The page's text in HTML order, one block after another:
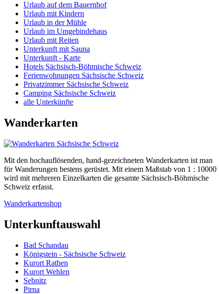
Urlaub auf dem Bauernhof
Urlaub mit Kindern
Urlaub in der Mühle
Urlaub im Umgebindehaus
Urlaub mit Reiten
Unterkunft mit Sauna
Unterkunft - Karte
Hotels Sächsisch-Böhmische Schweiz
Ferienwohnungen Sächsische Schweiz
Privatzimmer Sächsische Schweiz
Camping Sächsische Schweiz
alle Unterkünfte
Wanderkarten
Mit den hochauflösenden, hand-gezeichneten Wanderkarten ist man
für Wanderungen bestens gerüstet. Mit einem Maßstab von 1 : 10000
wird mit mehreren Einzelkarten die gesamte Sächsisch-Böhmische
Schweiz erfasst.
Wanderkartenshop
Unterkunftauswahl
Bad Schandau
Königstein - Sächsische Schweiz
Kurort Rathen
Kurort Wehlen
Sebnitz
Pirna